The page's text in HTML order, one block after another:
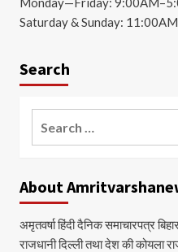
Saturday & Sunday:
Search
About
अमृतवर्षा हिंदी दैनिक समाचारपत्र
राजधानी दिल्ली तथा देश की कोयला